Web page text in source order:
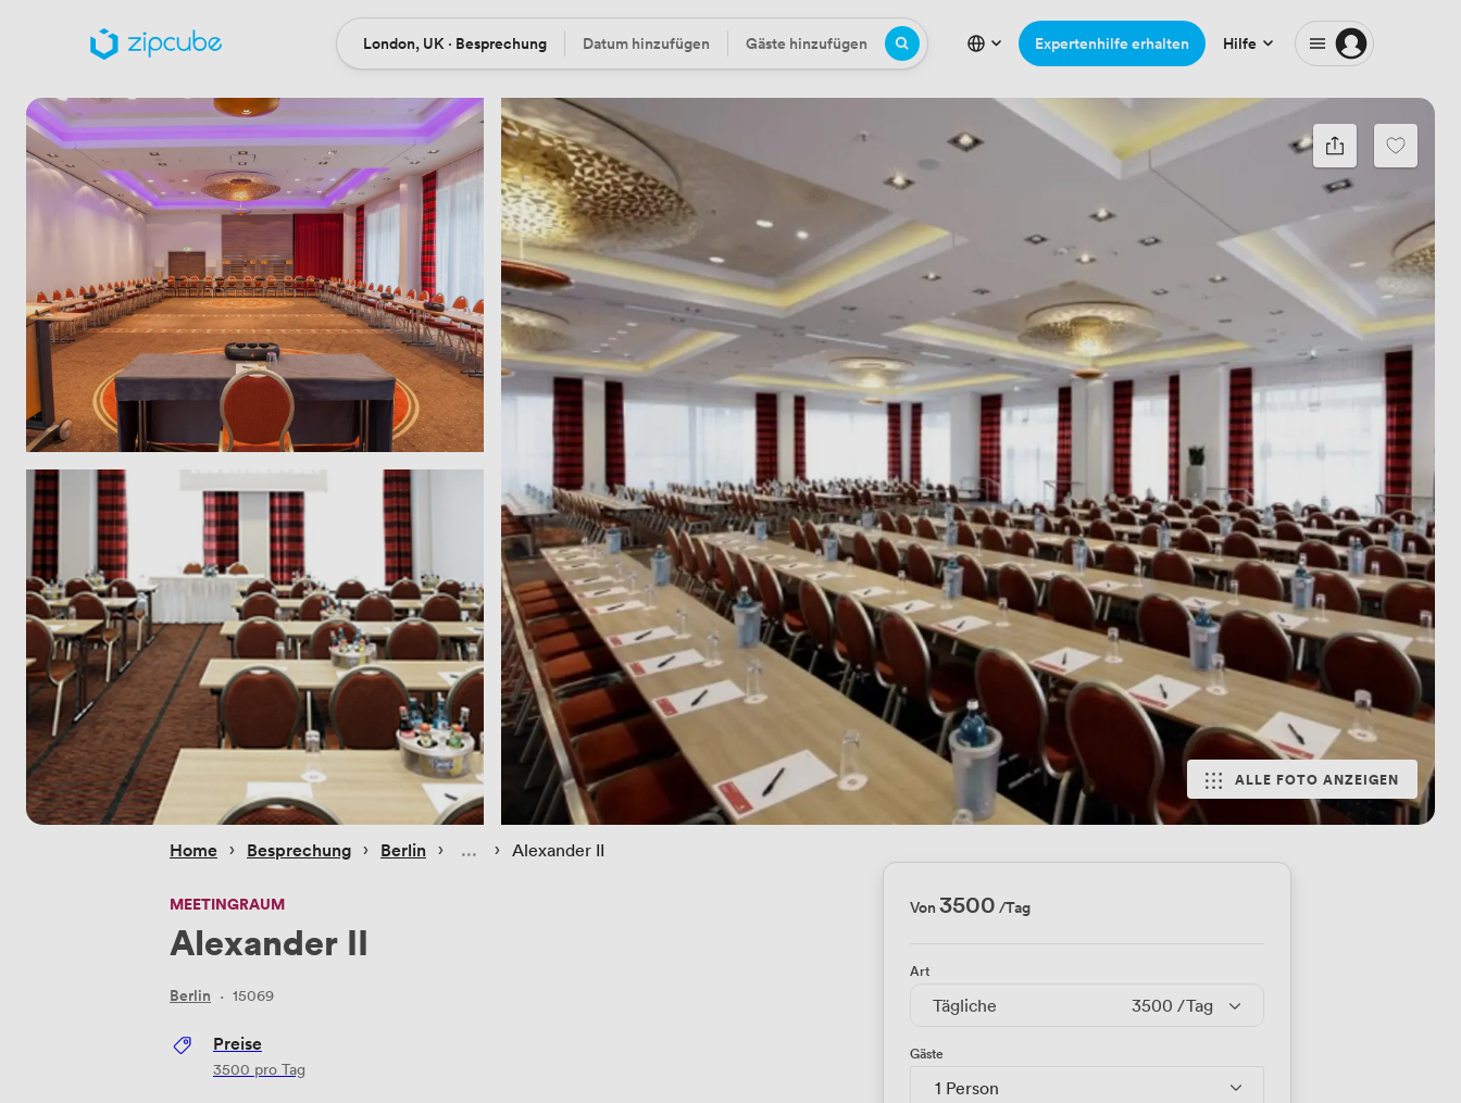
OrtLondon, UK · Besprechung Datum
Datum hinzufügen Gäste
Gäste hinzufügen Expertenhilfe erhalten Hilfe
ALLE FOTO ANZEIGEN
Home › Besprechung › Berlin › › Alexander II
MEETINGRAUM
Alexander II
Berlin · 15069
Preise
3500 pro Tag
Von3500 /Tag
Art
Tägliche 3500 /Tag
Gäste
1 Person